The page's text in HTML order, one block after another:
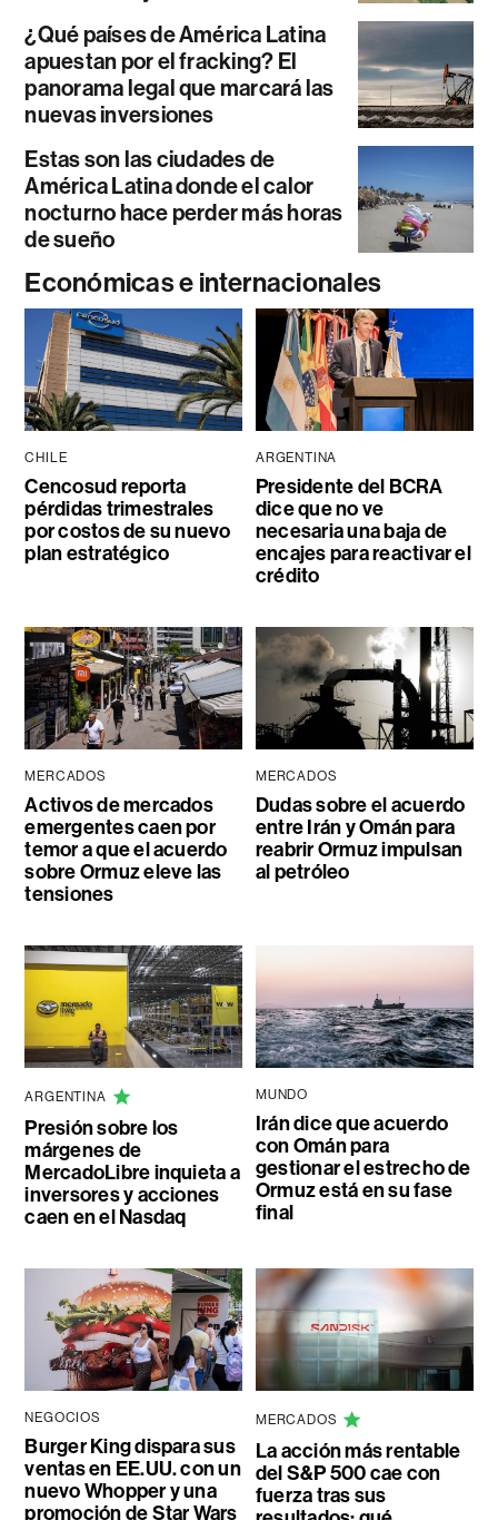
¿Qué países de América Latina
apuestan por el fracking? El
panorama legal que marcará las
nuevas inversiones
Estas son las ciudades de
América Latina donde el calor
nocturno hace perder más horas
de sueño
Económicas e internacionales
CHILE
Cencosud reporta
pérdidas trimestrales
por costos de su nuevo
plan estratégico
ARGENTINA
Presidente del BCRA
dice que no ve
necesaria una baja de
encajes para reactivar el
crédito
MERCADOS
Activos de mercados
emergentes caen por
temor a que el acuerdo
sobre Ormuz eleve las
tensiones
MERCADOS
Dudas sobre el acuerdo
entre Irán y Omán para
reabrir Ormuz impulsan
al petróleo
ARGENTINA
Presión sobre los
márgenes de
MercadoLibre inquieta a
inversores y acciones
caen en el Nasdaq
MUNDO
Irán dice que acuerdo
con Omán para
gestionar el estrecho de
Ormuz está en su fase
final
NEGOCIOS
Burger King dispara sus
ventas en EE.UU. con un
nuevo Whopper y una
promoción de Star Wars
MERCADOS
La acción más rentable
del S&P 500 cae con
fuerza tras sus